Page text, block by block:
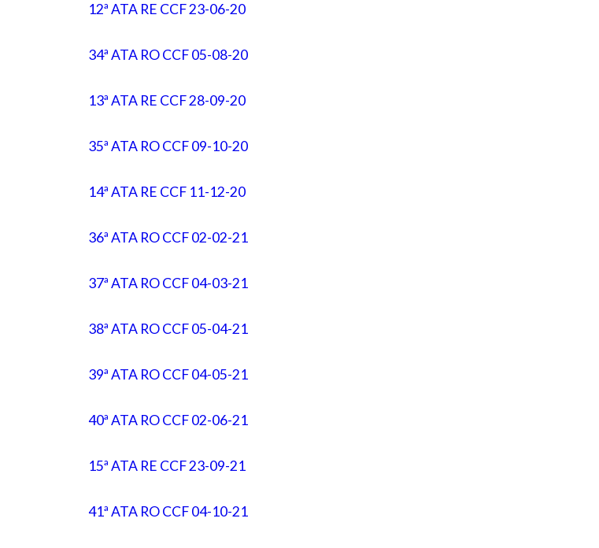
12ª ATA RE CCF 23-06-20
34ª ATA RO CCF 05-08-20
13ª ATA RE CCF 28-09-20
35ª ATA RO CCF 09-10-20
14ª ATA RE CCF 11-12-20
36ª ATA RO CCF 02-02-21
37ª ATA RO CCF 04-03-21
38ª ATA RO CCF 05-04-21
39ª ATA RO CCF 04-05-21
40ª ATA RO CCF 02-06-21
15ª ATA RE CCF 23-09-21
41ª ATA RO CCF 04-10-21